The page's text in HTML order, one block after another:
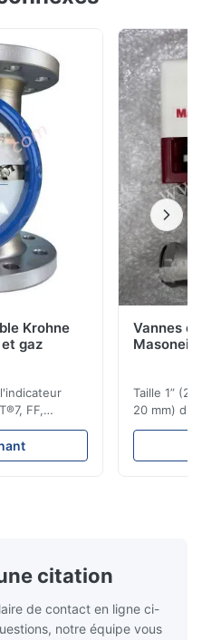
lb/min).Le compteur
gestion des gaz entraîné
pour les ...
Krohne
gaz
FF,
N'importe
Vannes
Taille 1”
20 mm)
brides :
citation
de contact en ligne ci-
notre équipe vous